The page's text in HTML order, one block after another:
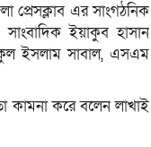
প্রেসক্লাব এর সাংগঠনিক
ইয়াকুব হাসান
ইসলাম সাবাল, এসএম
কামনা করে বলেন লাখাই